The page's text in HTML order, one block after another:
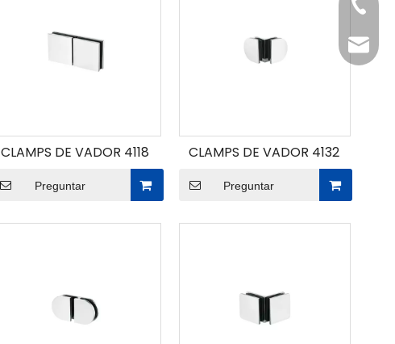
CLAMPS DE VADOR 4118
Preguntar
CLAMPS DE VADOR 4132
Preguntar
Tel
Email